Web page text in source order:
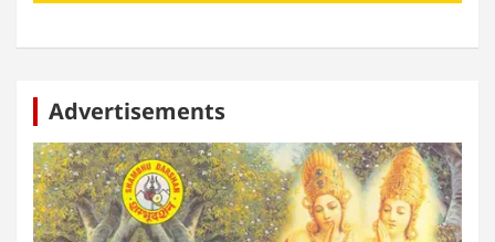
Advertisements